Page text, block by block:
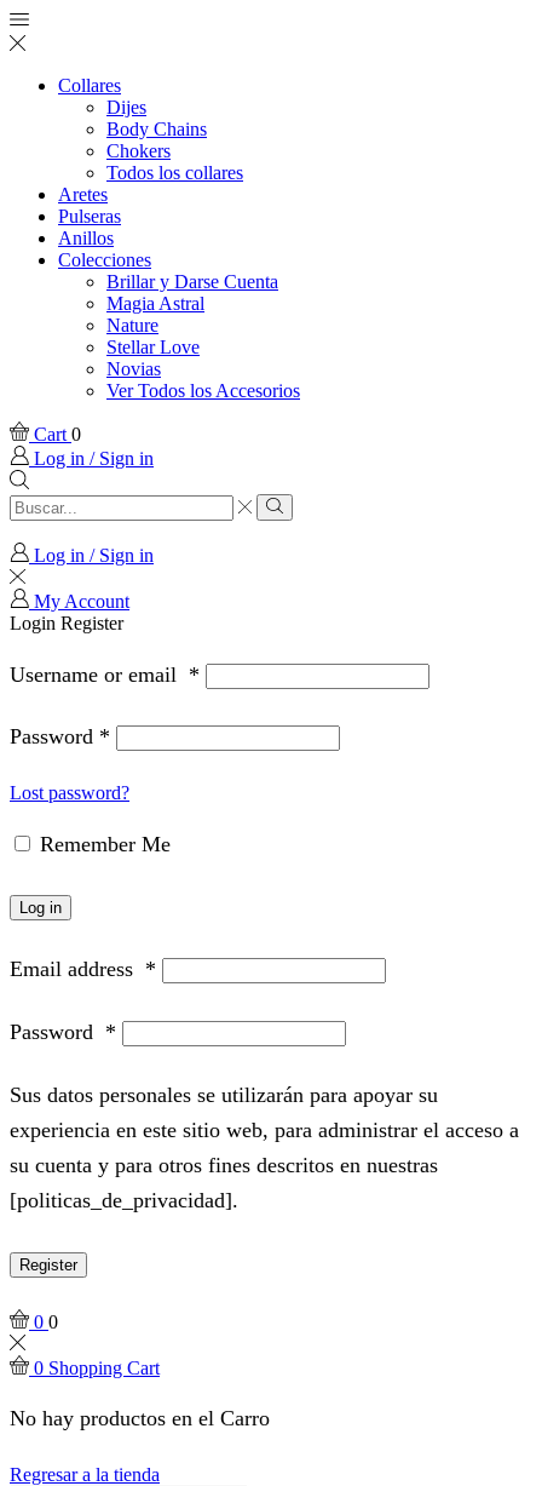
Collares
Dijes
Body Chains
Chokers
Todos los collares
Aretes
Pulseras
Anillos
Colecciones
Brillar y Darse Cuenta
Magia Astral
Nature
Stellar Love
Novias
Ver Todos los Accesorios
Cart 0
Log in / Sign in
Search
input
Search
Log in / Sign in
My Account
Login Register
Username or email *
Password *
Lost password?
Remember Me
Log in
Email address *
Password *
Sus datos personales se utilizarán para apoyar su
experiencia en este sitio web, para administrar el acceso a
su cuenta y para otros fines descritos en nuestras
[politicas_de_privacidad].
Register
0 0
0 Shopping Cart
No hay productos en el Carro
Regresar a la tienda